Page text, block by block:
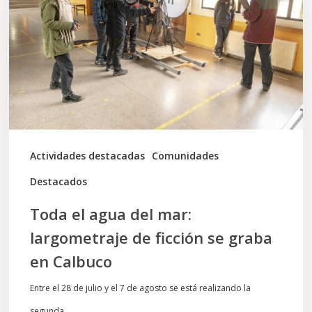
Actividades destacadas Comunidades
Destacados
del
mar:
largometraje
de
ficción
se
graba
Toda el agua del mar:
largometraje de ficción se graba
en Calbuco
Entre el 28 de julio y el 7 de agosto se está realizando la